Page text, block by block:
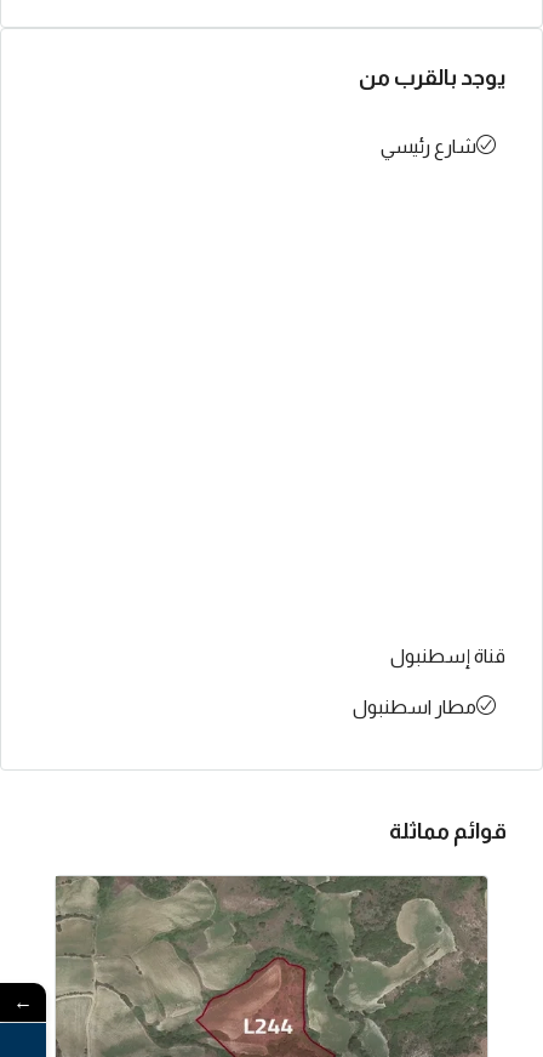
يوجد بالقرب من
شارع رئيسي
قناة إسطنبول
مطار اسطنبول
قوائم مماثلة
←